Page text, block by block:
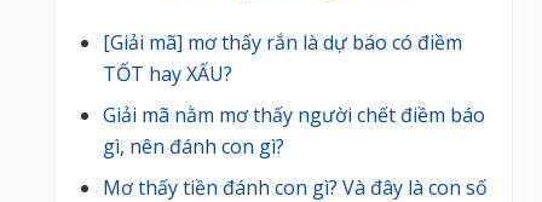
[Giải mã] mơ thấy rắn là dự báo có điềm
TỐT hay XẤU?
Giải mã nằm mơ thấy người chết điềm báo
gì, nên đánh con gì?
Mơ thấy tiền đánh con gì? Và đây là con số